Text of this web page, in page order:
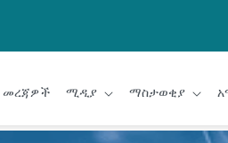
መረጃዎች ሚዲያ ማስታወቂያ